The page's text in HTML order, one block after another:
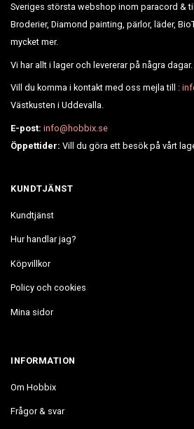
Sveriges största webshop inom paracord &
Broderier, Diamond painting, pärlor, läder,
mycket mer.
Vi har allt i lager och levererar på några dagar.
Vill du komma i kontakt med oss mejla till :
Västkusten i Uddevalla.
E-post: info@hobbix.se
Öppettider: Vill du göra ett besök på vårt
KUNDTJÄNST
Kundtjänst
Hur handlar jag?
Köpvillkor
Policy och cookies
Mina sidor
INFORMATION
Om Hobbix
Frågor & svar